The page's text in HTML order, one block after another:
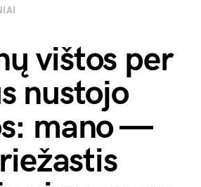
vištos per
nustojo
mano —